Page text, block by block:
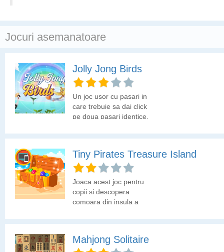
Jocuri asemanatoare
Jolly Jong Birds
Un joc usor cu pasari in
care trebuie sa dai click
pe doua pasari identice,
Tiny Pirates Treasure Island
Joaca acest joc pentru
copii si descopera
comoara din insula a
sa descoperi toate
Mahjong Solitaire